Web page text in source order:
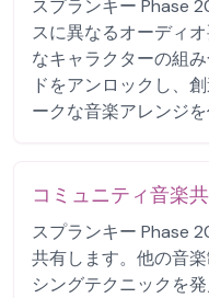
スプランキー Phase
スに異なるオーディ
なキャラクターの組
ドをアンロックし、
ークな音楽アレンジを
コミュニティ音楽
スプランキー Phase
共有します。他の音
シングテクニックを